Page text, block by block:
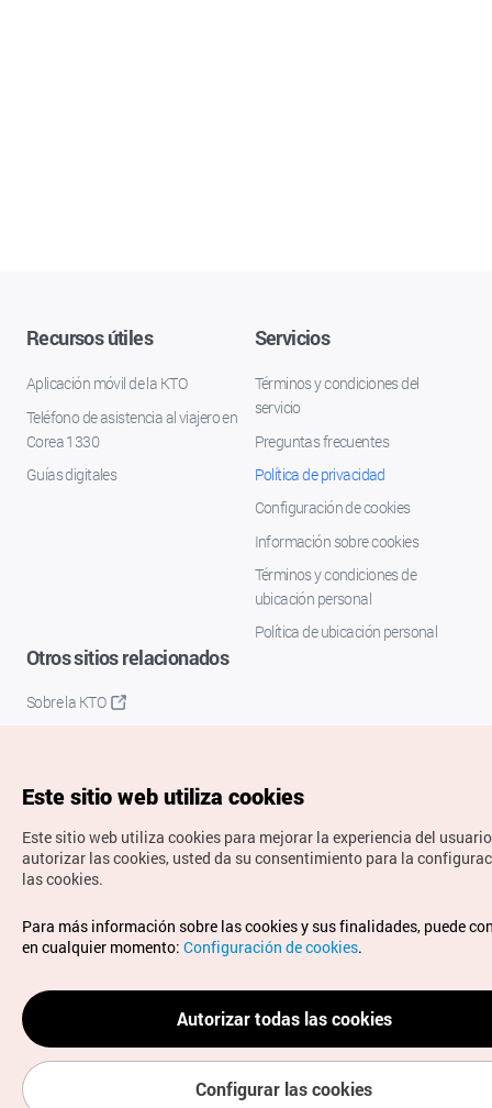
Recursos útiles
Aplicación móvil de la KTO
Teléfono de asistencia al viajero en
Corea 1330
Guías digitales
Servicios
Términos y condiciones del
servicio
Preguntas frecuentes
Política de privacidad
Configuración de cookies
Información sobre cookies
Términos y condiciones de
ubicación personal
Política de ubicación personal
Otros sitios relacionados
Sobre la KTO
Copyrights © Organización de Turismo de Corea. Todos los
derechos reservados.
Para informes de errores y cuestiones relacionadas con el
sitio web, dirija sus consultas al correoelectrónico oficial:
spanish@knto.or.kr
Este sitio web utiliza cookies
Este sitio web utiliza cookies para mejorar la experiencia del
autorizar las cookies, usted da su consentimiento para la
las cookies.
Para más información sobre las cookies y sus finalidades, puede
en cualquier momento: Configuración de cookies.
Autorizar todas las cookies
Configurar las cookies